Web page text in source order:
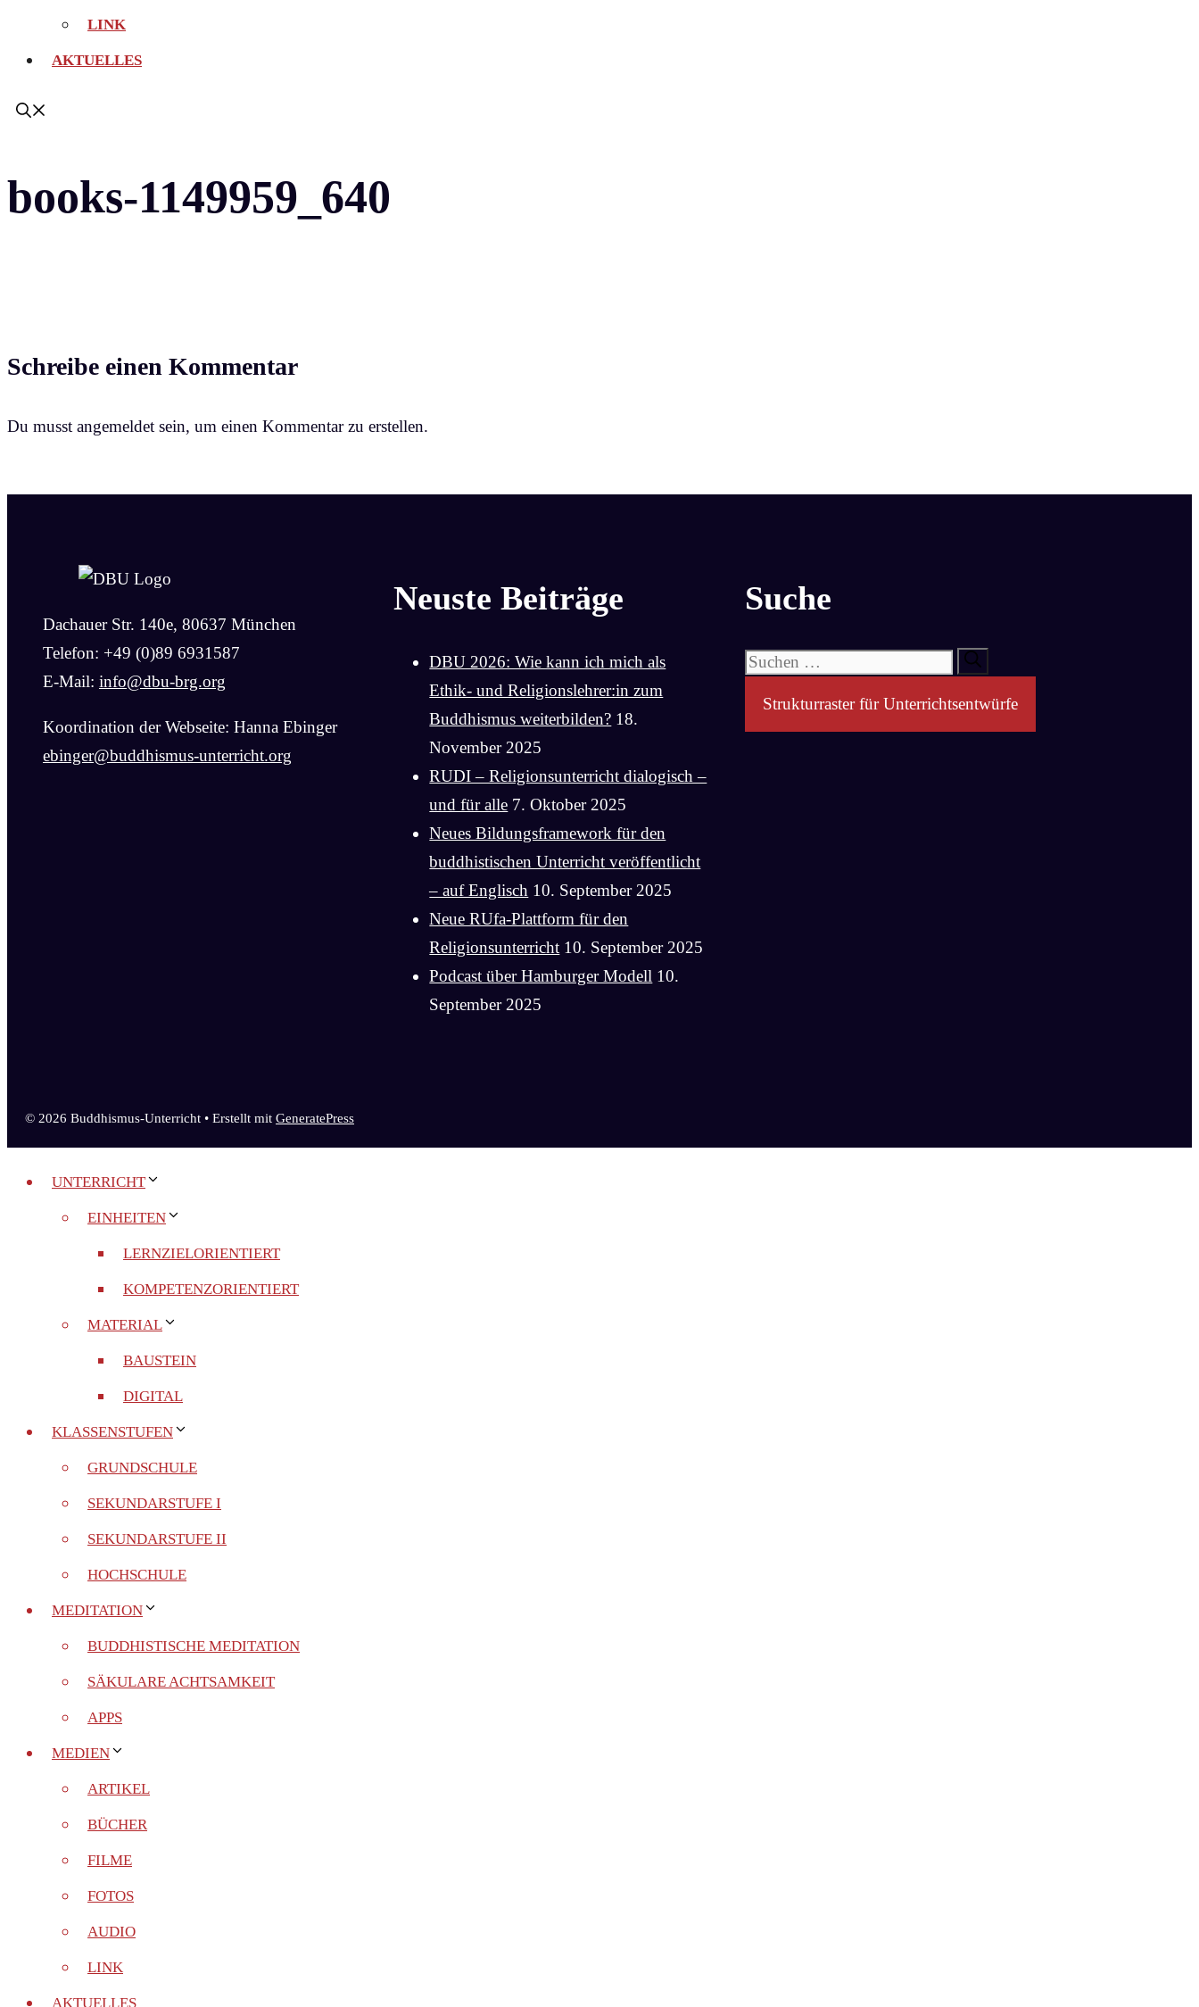
LINK
AKTUELLES
books-1149959_640
Schreibe einen Kommentar
Du musst angemeldet sein, um einen Kommentar zu erstellen.
Dachauer Str. 140e, 80637 München
Telefon: +49 (0)89 6931587
E-Mail: info@dbu-brg.org
Koordination der Webseite: Hanna Ebinger
ebinger@buddhismus-unterricht.org
Neuste Beiträge
DBU 2026: Wie kann ich mich als
Ethik- und Religionslehrer:in zum
Buddhismus weiterbilden? 18.
November 2025
RUDI – Religionsunterricht dialogisch –
und für alle 7. Oktober 2025
Neues Bildungsframework für den
buddhistischen Unterricht veröffentlicht
– auf Englisch 10. September 2025
Neue RUfa-Plattform für den
Religionsunterricht 10. September 2025
Podcast über Hamburger Modell 10.
September 2025
Suche
Suchen
Strukturraster für Unterrichtsentwürfe
© 2026 Buddhismus-Unterricht • Erstellt mit GeneratePress
UNTERRICHT
EINHEITEN
LERNZIELORIENTIERT
KOMPETENZORIENTIERT
MATERIAL
BAUSTEIN
DIGITAL
KLASSENSTUFEN
GRUNDSCHULE
SEKUNDARSTUFE I
SEKUNDARSTUFE II
HOCHSCHULE
MEDITATION
BUDDHISTISCHE MEDITATION
SÄKULARE ACHTSAMKEIT
APPS
MEDIEN
ARTIKEL
BÜCHER
FILME
FOTOS
AUDIO
LINK
AKTUELLES